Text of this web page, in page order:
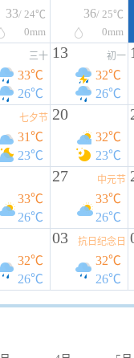
33/ 24℃
0mm
36/ 25℃
0mm
三十
33℃
26℃
13 初一
32℃
26℃
七夕节
31℃
23℃
20
32℃
23℃
33℃
26℃
27 中元节
33℃
26℃
32℃
26℃
03 抗日纪念日
32℃
26℃